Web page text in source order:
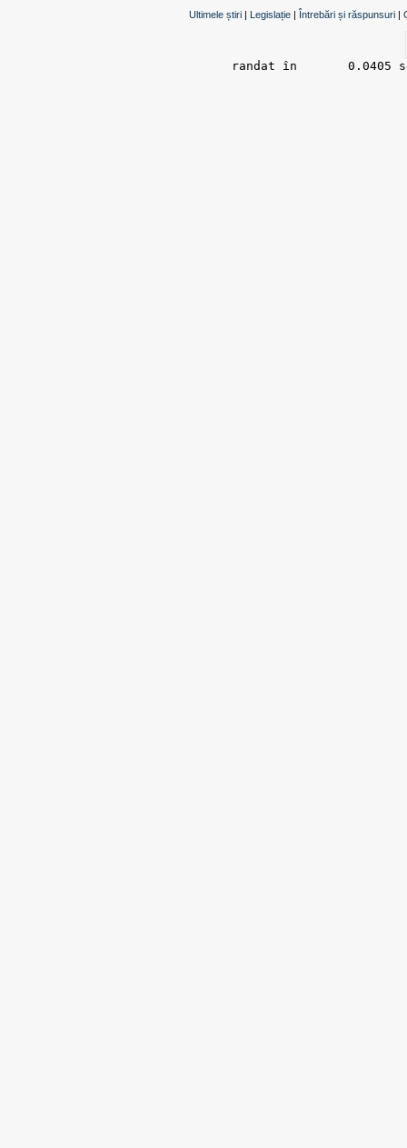
Ultimele știri | Legislație | Întrebări și răspunsuri |
randat în